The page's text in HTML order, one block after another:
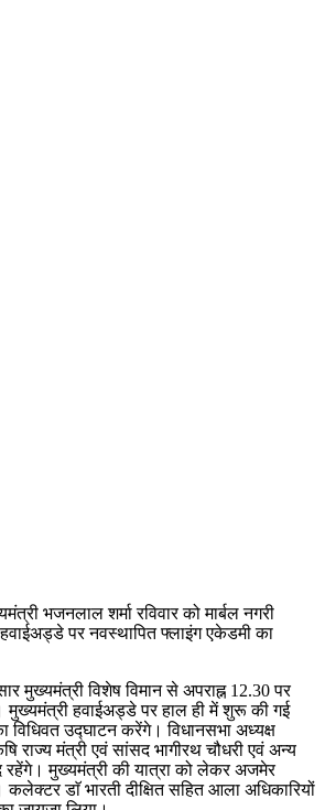
भजनलाल शर्मा रविवार को मार्बल नगरी
पर नवस्थापित फ्लाइंग एकेडमी का
मुख्यमंत्री विशेष विमान से अपराह्न 12.30 पर
मुख्यमंत्री हवाईअड्डे पर हाल ही में शुरू की गई
विधिवत उद्घाटन करेंगे। विधानसभा अध्यक्ष
राज्य मंत्री एवं सांसद भागीरथ चौधरी एवं अन्य
रहेंगे। मुख्यमंत्री की यात्रा को लेकर अजमेर
डाॅ भारती दीक्षित सहित आला अधिकारियों